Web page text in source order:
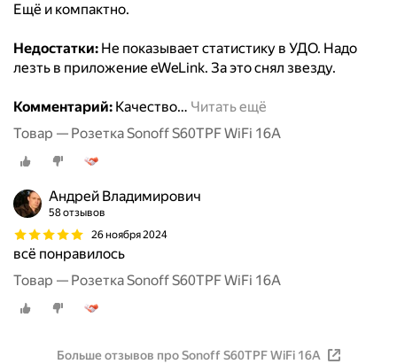
Ещё и компактно.
Недостатки: Не показывает статистику в УДО. Надо
лезть в приложение eWeLink. За это снял звезду.
Комментарий: Качество… Читать ещё
Товар — Розетка Sonoff S60TPF WiFi 16A
Андрей Владимирович
58 отзывов
26 ноября 2024
всё понравилось
Товар — Розетка Sonoff S60TPF WiFi 16A
Больше отзывов про Sonoff S60TPF WiFi 16A